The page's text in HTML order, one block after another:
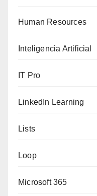
Human Resources
Inteligencia Artificial
IT Pro
LinkedIn Learning
Lists
Loop
Microsoft 365